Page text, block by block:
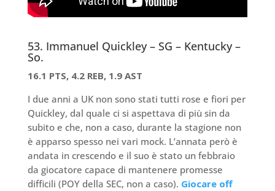
53. Immanuel Quickley – SG – Kentucky –
So.
16.1 PTS, 4.2 REB, 1.9 AST
I due anni a UK non sono stati tutti rose e fiori per
Quickley, dal quale ci si aspettava di più sin da
subito e che, non a caso, durante la stagione non
è apparso spesso nei vari mock. L’annata però è
andata in crescendo e il suo è stato un febbraio
da giocatore capace di mantenere promesse
difficili (POY della SEC, non a caso). Giocare off